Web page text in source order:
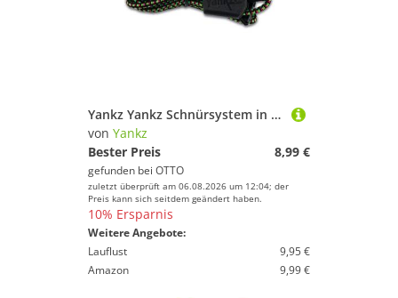
Yankz Yankz Schnürsystem in verschiedenen Farben Trailrunningschuh elastische Schnürsenkel
von Yankz
Bester Preis
8,99 €
gefunden bei OTTO
zuletzt überprüft am 06.08.2026 um 12:04; der
Preis kann sich seitdem geändert haben.
10% Ersparnis
Weitere Angebote:
Lauflust
9,95 €
Amazon
9,99 €